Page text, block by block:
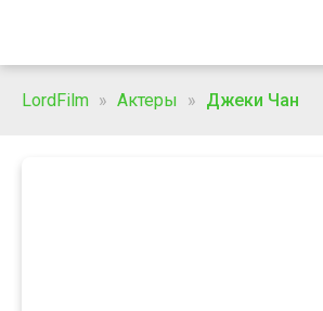
LordFilm » Актеры » Джеки Чан